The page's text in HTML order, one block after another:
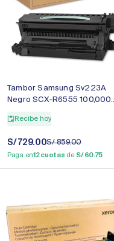
Tambor Samsung Sv223A
Negro SCX-R6555 100,000
Recibe hoy
Precio
de
venta
S/ 729.00
Precio
regular
S/ 859.00
Paga en12 cuotas de S/ 60.75